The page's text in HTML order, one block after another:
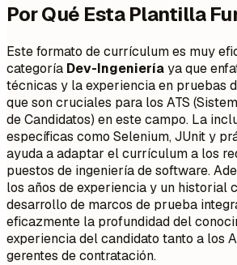
Por Qué Esta Plantilla
Este formato de currículum es muy
categoría Dev-Ingenieríaya que
técnicas y la experiencia en pruebas
que son cruciales para los ATS
de Candidatos) en este campo. La
específicas como Selenium, JUnit y
ayuda a adaptar el currículum a los
puestos de ingeniería de software.
los años de experiencia y un historial
desarrollo de marcos de prueba
eficazmente la profundidad del
experiencia del candidato tanto a los
gerentes de contratación.